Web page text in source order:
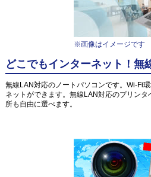
※画像はイメージです
どこでもインターネット！無
無線LAN対応のノートパソコンです。Wi-Fi
ネットができます。無線LAN対応のプリン
所も自由に選べます。